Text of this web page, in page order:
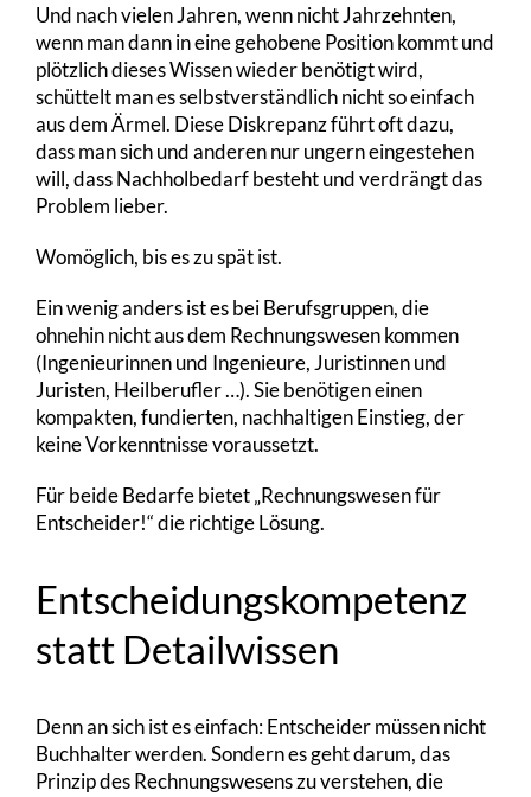
Und nach vielen Jahren, wenn nicht Jahrzehnten,
wenn man dann in eine gehobene Position kommt und
plötzlich dieses Wissen wieder benötigt wird,
schüttelt man es selbstverständlich nicht so einfach
aus dem Ärmel. Diese Diskrepanz führt oft dazu,
dass man sich und anderen nur ungern eingestehen
will, dass Nachholbedarf besteht und verdrängt das
Problem lieber.
Womöglich, bis es zu spät ist.
Ein wenig anders ist es bei Berufsgruppen, die
ohnehin nicht aus dem Rechnungswesen kommen
(Ingenieurinnen und Ingenieure, Juristinnen und
Juristen, Heilberufler …). Sie benötigen einen
kompakten, fundierten, nachhaltigen Einstieg, der
keine Vorkenntnisse voraussetzt.
Für beide Bedarfe bietet „Rechnungswesen für
Entscheider!“ die richtige Lösung.
Entscheidungskompetenz
statt Detailwissen
Denn an sich ist es einfach: Entscheider müssen nicht
Buchhalter werden. Sondern es geht darum, das
Prinzip des Rechnungswesens zu verstehen, die